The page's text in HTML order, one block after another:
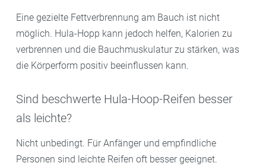
Eine gezielte Fettverbrennung am Bauch ist nicht
möglich. Hula-Hopp kann jedoch helfen, Kalorien zu
verbrennen und die Bauchmuskulatur zu stärken, was
die Körperform positiv beeinflussen kann.
Sind beschwerte Hula-Hoop-Reifen besser
als leichte?
Nicht unbedingt. Für Anfänger und empfindliche
Personen sind leichte Reifen oft besser geeignet.